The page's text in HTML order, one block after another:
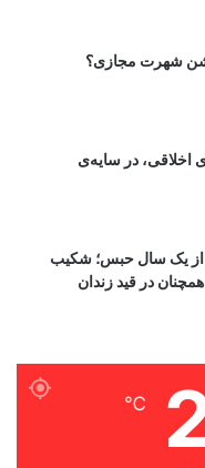
شهرت مجازی؟
در سایه‌ی
از یک سال حبس؛ شکیب
در قید زندان
℃